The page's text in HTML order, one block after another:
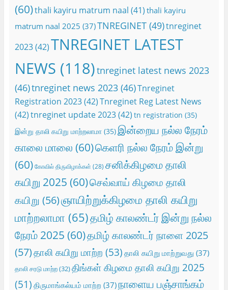
(60)thali kayiru matrum naal (41) thali kayiru
matrum naal 2025 (37)TNREGINET(49)tnreginet
2023(42)TNREGINET LATEST
NEWS (118)tnreginet latest news 2023
(46)tnreginet news 2023(46)Tnreginet
Registration 2023(42)Tnreginet Reg Latest News
(42)tnreginet update 2023(42) tn registration (35)
இன்று தாலி கயிறு மாற்றலாமா(35)இன்றைய நல்ல நேரம்
காலை மாலை (60)கெளரி நல்ல நேரம் இன்று
(60) கோவில் திருவிழாக்கள் (28) சனிக்கிழமை தாலி
கயிறு 2025 (60)செவ்வாய் கிழமை தாலி
கயிறு (56)ஞாயிற்றுக்கிழமை தாலி கயிறு
மாற்றலாமா (65)தமிழ் காலண்டர் இன்று நல்ல
நேரம் 2025 (60)தமிழ் காலண்டர் நாளை 2025
(57)தாலி கயிறு மாற்ற (53) தாலி கயிறு மாற்றுவது (37)
தாலி சரடு மாற்ற(32)திங்கள் கிழமை தாலி கயிறு 2025
(51) திருமாங்கல்யம் மாற்ற (37)நாளைய பஞ்சாங்கம்